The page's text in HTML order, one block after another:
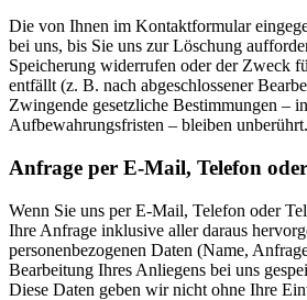
Die von Ihnen im Kontaktformular
bei uns, bis Sie uns zur Löschung
Speicherung widerrufen oder der Zweck
entfällt (z. B. nach abgeschlossener
Zwingende gesetzliche Bestimmungen –
Aufbewahrungsfristen – bleiben unberührt.
Anfrage per E-Mail, Telefon
Wenn Sie uns per E-Mail, Telefon oder
Ihre Anfrage inklusive aller daraus
personenbezogenen Daten (Name,
Bearbeitung Ihres Anliegens bei uns
Diese Daten geben wir nicht ohne Ihre